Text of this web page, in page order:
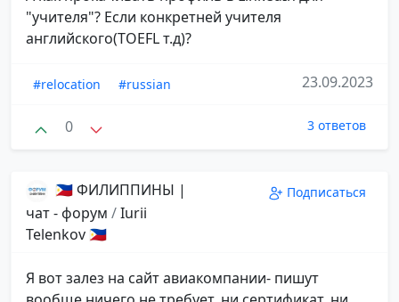
"учителя"? Если конкретней учителя
английского(TOEFL т.д)?
#relocation #russian 23.09.2023
0 3 ответов
🇵🇭 ФИЛИППИНЫ |
чат - форум /Iurii
Telenkov 🇵🇭
Подписаться
Я вот залез на сайт авиакомпании- пишут